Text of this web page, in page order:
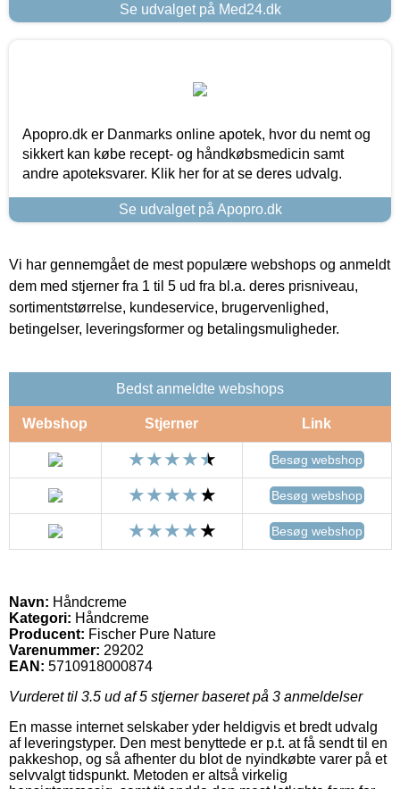
Se udvalget på Med24.dk
Apopro.dk er Danmarks online apotek, hvor du nemt og
sikkert kan købe recept- og håndkøbsmedicin samt
andre apoteksvarer. Klik her for at se deres udvalg.
Se udvalget på Apopro.dk
Vi har gennemgået de mest populære webshops og anmeldt
dem med stjerner fra 1 til 5 ud fra bl.a. deres prisniveau,
sortimentstørrelse, kundeservice, brugervenlighed,
betingelser, leveringsformer og betalingsmuligheder.
Bedst anmeldte webshops
Webshop Stjerner Link
Besøg webshop
Besøg webshop
Besøg webshop
Navn: Håndcreme
Kategori: Håndcreme
Producent: Fischer Pure Nature
Varenummer: 29202
EAN: 5710918000874
Vurderet til 3.5 ud af 5 stjerner baseret på 3 anmeldelser
En masse internet selskaber yder heldigvis et bredt udvalg
af leveringstyper. Den mest benyttede er p.t. at få sendt til en
pakkeshop, og så afhenter du blot de nyindkøbte varer på et
selvvalgt tidspunkt. Metoden er altså virkelig